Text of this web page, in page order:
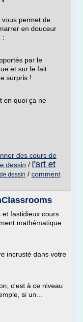
permet de
en douceur
:
par le
et sur le fait
surpris !
en quoi ça ne
des cours de
dessin / l'art et
dessin / comment
et fastidieux cours
mathématique
incrusté dans votre
c'est à ce niveau
si un...